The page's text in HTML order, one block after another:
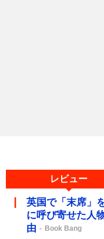
レビュー
英国で「末席」
に呼び寄せた人
由
Book Bang